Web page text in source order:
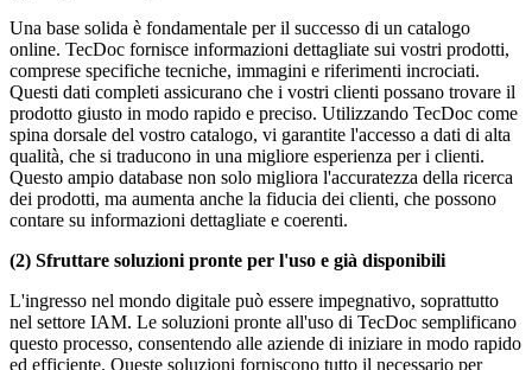
Una base solida è fondamentale per il successo di un catalogo
online. TecDoc fornisce informazioni dettagliate sui vostri prodotti,
comprese specifiche tecniche, immagini e riferimenti incrociati.
Questi dati completi assicurano che i vostri clienti possano trovare il
prodotto giusto in modo rapido e preciso. Utilizzando TecDoc come
spina dorsale del vostro catalogo, vi garantite l'accesso a dati di alta
qualità, che si traducono in una migliore esperienza per i clienti.
Questo ampio database non solo migliora l'accuratezza della ricerca
dei prodotti, ma aumenta anche la fiducia dei clienti, che possono
contare su informazioni dettagliate e coerenti.
(2) Sfruttare soluzioni pronte per l'uso e già disponibili
L'ingresso nel mondo digitale può essere impegnativo, soprattutto
nel settore IAM. Le soluzioni pronte all'uso di TecDoc semplificano
questo processo, consentendo alle aziende di iniziare in modo rapido
ed efficiente. Queste soluzioni forniscono tutto il necessario per